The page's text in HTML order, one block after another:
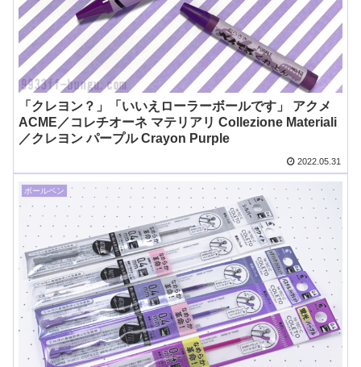
「クレヨン？」「いいえローラーボールです」 アクメ
ACME／コレチオーネ マテリアリ Collezione Materiali
／クレヨン パープル Crayon Purple
2022.05.31
ボールペン